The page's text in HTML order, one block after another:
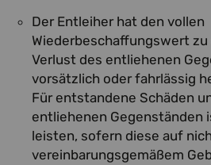
Der Entleiher hat den vollen
Wiederbeschaffungswert
Verlust des entliehenen
vorsätzlich oder fahrlässig
Für entstandene Schäden
entliehenen Gegenständen
leisten, sofern diese auf
vereinbarungsgemäßem